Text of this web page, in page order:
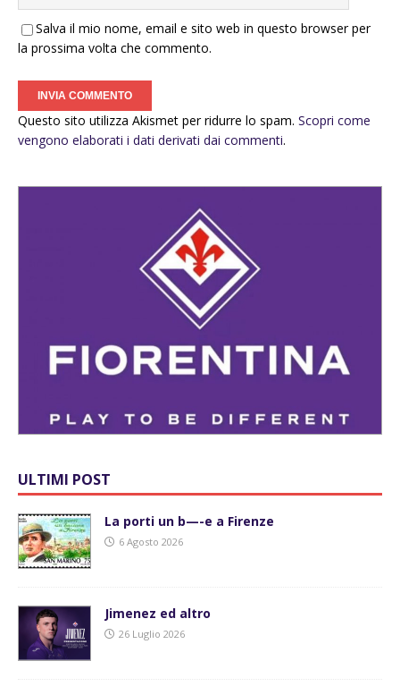
Salva il mio nome, email e sito web in questo browser per
la prossima volta che commento.
Questo sito utilizza Akismet per ridurre lo spam. Scopri come
vengono elaborati i dati derivati dai commenti.
ULTIMI POST
La porti un b—-e a Firenze
6 Agosto 2026
Jimenez ed altro
26 Luglio 2026